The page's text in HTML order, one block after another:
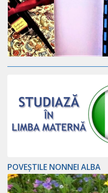
POVEȘTILE NONNEI ALBA